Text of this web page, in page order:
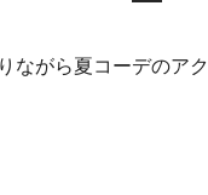
ながら夏コーデのアク